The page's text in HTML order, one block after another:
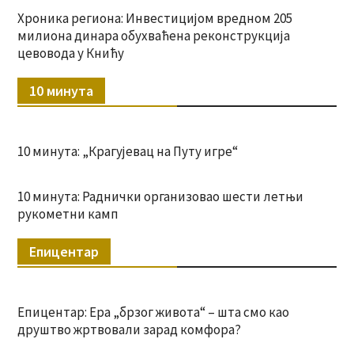
Хроника региона: Инвестицијом вредном 205
милиона динара обухваћена реконструкција
цевовода у Книћу
10 минута
10 минута: „Крагујевац на Путу игре“
10 минута: Раднички организовао шести летњи
рукометни камп
Епицентар
Епицентар: Ера „брзог живота“ – шта смо као
друштво жртвовали зарад комфора?